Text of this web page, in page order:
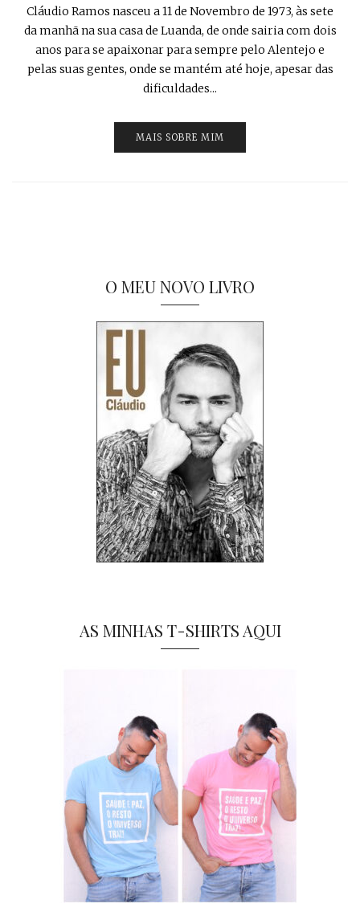
Cláudio Ramos nasceu a 11 de Novembro de 1973, às sete
da manhã na sua casa de Luanda, de onde sairia com dois
anos para se apaixonar para sempre pelo Alentejo e
pelas suas gentes, onde se mantém até hoje, apesar das
dificuldades...
MAIS SOBRE MIM
O MEU NOVO LIVRO
AS MINHAS T-SHIRTS AQUI